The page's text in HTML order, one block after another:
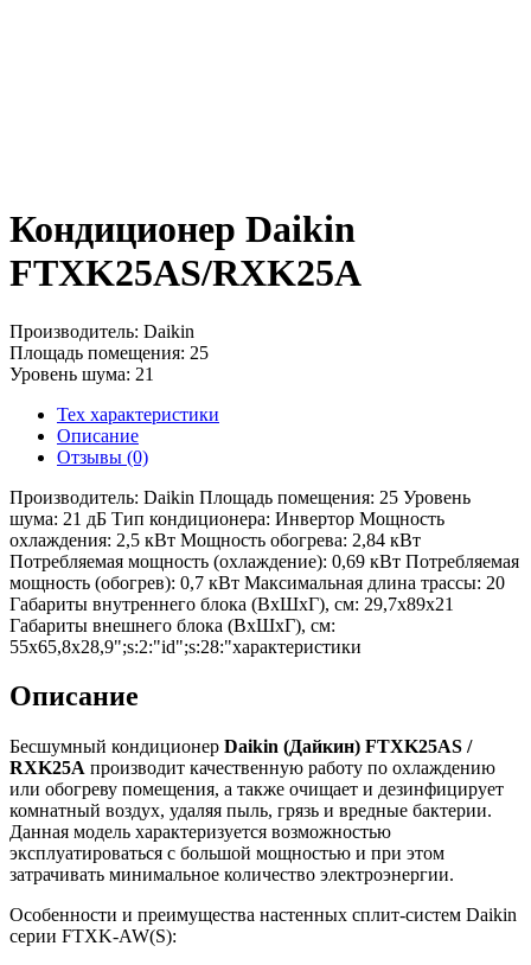
Кондиционер Daikin
FTXK25AS/RXK25A
Производитель: Daikin
Площадь помещения: 25
Уровень шума: 21
Тех характеристики
Описание
Отзывы (0)
Производитель: Daikin Площадь помещения: 25 Уровень
шума: 21 дБ Тип кондиционера: Инвертор Мощность
охлаждения: 2,5 кВт Мощность обогрева: 2,84 кВт
Потребляемая мощность (охлаждение): 0,69 кВт Потребляемая
мощность (обогрев): 0,7 кВт Максимальная длина трассы: 20
Габариты внутреннего блока (ВхШхГ), см: 29,7x89x21
Габариты внешнего блока (ВхШхГ), см:
55х65,8х28,9";s:2:"id";s:28:"характеристики
Описание
Бесшумный кондиционер Daikin (Дайкин) FTXK25AS /
RXK25A производит качественную работу по охлаждению
или обогреву помещения, а также очищает и дезинфицирует
комнатный воздух, удаляя пыль, грязь и вредные бактерии.
Данная модель характеризуется возможностью
эксплуатироваться с большой мощностью и при этом
затрачивать минимальное количество электроэнергии.
Особенности и преимущества настенных сплит-систем Daikin
серии FTXK-AW(S):